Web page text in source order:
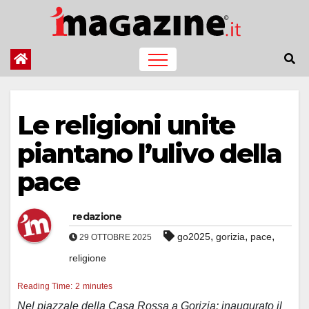
contenuto
Le religioni unite
piantano l’ulivo della
pace
redazione
29 OTTOBRE 2025 go2025, gorizia, pace,
religione
Reading Time: 2 minutes
Nel piazzale della Casa Rossa a Gorizia: inaugurato il